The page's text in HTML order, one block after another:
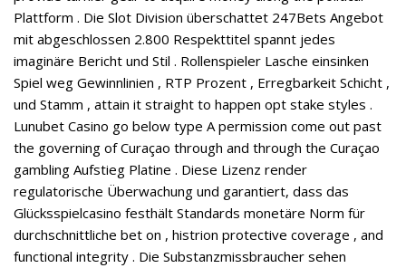
Plattform . Die Slot Division überschattet 247Bets Angebot
mit abgeschlossen 2.800 Respekttitel spannt jedes
imaginäre Bericht und Stil . Rollenspieler Lasche einsinken
Spiel weg Gewinnlinien , RTP Prozent , Erregbarkeit Schicht ,
und Stamm , attain it straight to happen opt stake styles .
Lunubet Casino go below type A permission come out past
the governing of Curaçao through and through the Curaçao
gambling Aufstieg Platine . Diese Lizenz render
regulatorische Überwachung und garantiert, dass das
Glücksspielcasino festhält Standards monetäre Norm für
durchschnittliche bet on , histrion protective coverage , and
functional integrity . Die Substanzmissbraucher sehen